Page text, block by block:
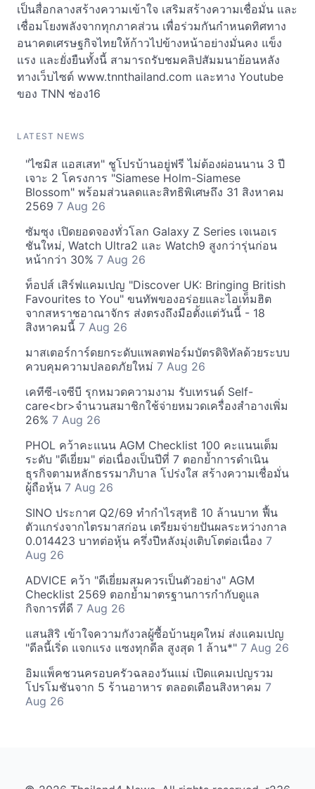
เป็นสื่อกลางสร้างความเข้าใจ เสริมสร้างความเชื่อมั่น และ
เชื่อมโยงพลังจากทุกภาคส่วน เพื่อร่วมกันกำหนดทิศทาง
อนาคตเศรษฐกิจไทยให้ก้าวไปข้างหน้าอย่างมั่นคง แข็ง
แรง และยั่งยืนทั้งนี้ สามารถรับชมคลิปสัมมนาย้อนหลัง
ทางเว็บไซต์ www.tnnthailand.com และทาง Youtube
ของ TNN ช่อง16
LATEST NEWS
"ไซมิส แอสเสท" ชูโปรบ้านอยู่ฟรี ไม่ต้องผ่อนนาน 3 ปี
เจาะ 2 โครงการ "Siamese Holm-Siamese
Blossom" พร้อมส่วนลดและสิทธิพิเศษถึง 31 สิงหาคม
2569 7 Aug 26
ซัมซุง เปิดยอดจองทั่วโลก Galaxy Z Series เจเนอเร
ชันใหม่, Watch Ultra2 และ Watch9 สูงกว่ารุ่นก่อน
หน้ากว่า 30% 7 Aug 26
ท็อปส์ เสิร์ฟแคมเปญ "Discover UK: Bringing British
Favourites to You" ขนทัพของอร่อยและไอเท็มฮิต
จากสหราชอาณาจักร ส่งตรงถึงมือตั้งแต่วันนี้ - 18
สิงหาคมนี้ 7 Aug 26
มาสเตอร์การ์ดยกระดับแพลตฟอร์มบัตรดิจิทัลด้วยระบบ
ควบคุมความปลอดภัยใหม่ 7 Aug 26
เคทีซี-เจซีบี รุกหมวดความงาม รับเทรนด์ Self-
care<br>จำนวนสมาชิกใช้จ่ายหมวดเครื่องสำอางเพิ่ม
26% 7 Aug 26
PHOL คว้าคะแนน AGM Checklist 100 คะแนนเต็ม
ระดับ "ดีเยี่ยม" ต่อเนื่องเป็นปีที่ 7 ตอกย้ำการดำเนิน
ธุรกิจตามหลักธรรมาภิบาล โปร่งใส สร้างความเชื่อมั่น
ผู้ถือหุ้น 7 Aug 26
SINO ประกาศ Q2/69 ทำกำไรสุทธิ 10 ล้านบาท ฟื้น
ตัวแกร่งจากไตรมาสก่อน เตรียมจ่ายปันผลระหว่างกาล
0.014423 บาทต่อหุ้น ครึ่งปีหลังมุ่งเติบโตต่อเนื่อง 7
Aug 26
ADVICE คว้า "ดีเยี่ยมสมควรเป็นตัวอย่าง" AGM
Checklist 2569 ตอกย้ำมาตรฐานการกำกับดูแล
กิจการที่ดี 7 Aug 26
แสนสิริ เข้าใจความกังวลผู้ซื้อบ้านยุคใหม่ ส่งแคมเปญ
"ดีลนี้เริ่ด แจกแรง แซงทุกดีล สูงสุด 1 ล้าน*" 7 Aug 26
อิมแพ็คชวนครอบครัวฉลองวันแม่ เปิดแคมเปญรวม
โปรโมชันจาก 5 ร้านอาหาร ตลอดเดือนสิงหาคม 7
Aug 26